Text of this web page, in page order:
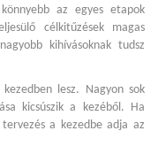
az egyes etapok
célkitűzések magas
kihívásoknak tudsz
lesz. Nagyon sok
kicsúszik a kezéből. Ha
a kezedbe adja az